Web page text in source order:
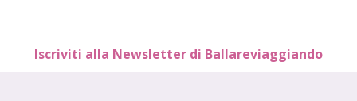
Iscriviti alla Newsletter di Ballareviaggiando